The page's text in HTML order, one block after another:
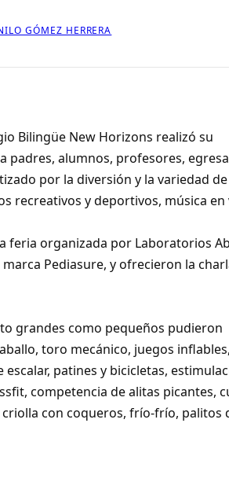
GÓMEZ HERRERA
Bilingüe New Horizons realizó su
padres, alumnos, profesores,
por la diversión y la variedad de
recreativos y deportivos, música en
feria organizada por Laboratorios
Pediasure, y ofrecieron la
grandes como pequeños pudieron
toro mecánico, juegos inflables,
patines y bicicletas,
competencia de alitas picantes,
con coqueros, frío-frío, palitos